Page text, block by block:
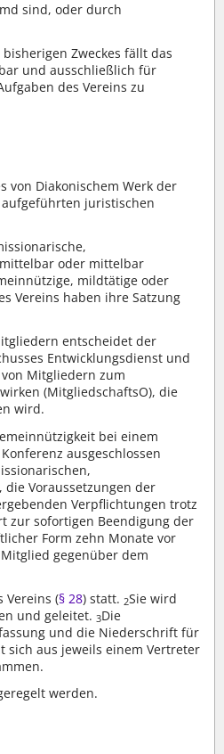
sind, oder durch
Zweckes fällt das
und ausschließlich für
des Vereins zu
von Diakonischem Werk der
aufgeführten juristischen
oder mittelbar
mildtätige oder
Vereins haben ihre Satzung
entscheidet der
Entwicklungsdienst und
Mitgliedern zum
(MitgliedschaftsO), die
wird.
bei einem
ausgeschlossen
Voraussetzungen der
Verpflichtungen trotz
zur sofortigen Beendigung der
Form zehn Monate vor
gegenüber dem
Vereins (§ 28) statt. 2Sie wird
und geleitet.3Die
und die Niederschrift für
sich aus jeweils einem Vertreter
werden.